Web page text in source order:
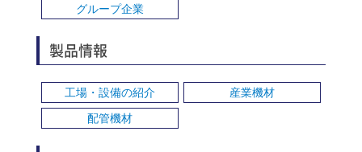
グループ企業
製品情報
工場・設備の紹介
産業機材
配管機材